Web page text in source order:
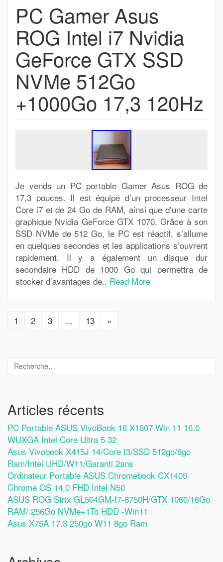
PC Gamer Asus
ROG Intel i7 Nvidia
GeForce GTX SSD
NVMe 512Go
+1000Go 17,3 120Hz
Je vends un PC portable Gamer Asus ROG de
17,3 pouces. Il est équipé d’un processeur Intel
Core i7 et de 24 Go de RAM, ainsi que d’une carte
graphique Nvidia GeForce GTX 1070. Grâce à son
SSD NVMe de 512 Go, le PC est réactif, s’allume
en quelques secondes et les applications s’ouvrent
rapidement. Il y a également un disque dur
secondaire HDD de 1000 Go qui permettra de
stocker d’avantages de.. Read More
1 2 3 … 13 »
Articles récents
PC Portable ASUS VivoBook 16 X1607 Win 11 16.0
WUXGA Intel Core Ultra 5 32
Asus Vivobook X415J 14/Core I3/SSD 512go/8go
Ram/Intel UHD/W11/Garanti 2ans
Ordinateur Portable ASUS Chromebook CX1405
Chrome OS 14,0 FHD Intel N50
ASUS ROG Strix GL504GM-I7-8750H/GTX 1060/16Go
RAM/ 256Go NVMe+1To HDD -Win11
Asus X75A 17.3 250go W11 8go Ram